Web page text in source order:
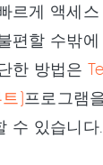
르게 액세
편할 수밖
한 방법은
)프로그램
수 있습니다.